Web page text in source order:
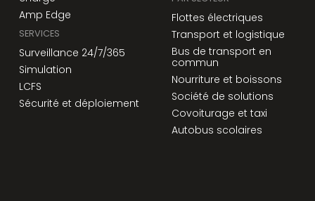
Amp Edge
SERVICES
Surveillance 24/7/365
Simulation
LCFS
Sécurité et déploiement
Flottes électriques
Transport et logistique
Bus de transport en
commun
Nourriture et boissons
Société de solutions
Covoiturage et taxi
Autobus scolaires